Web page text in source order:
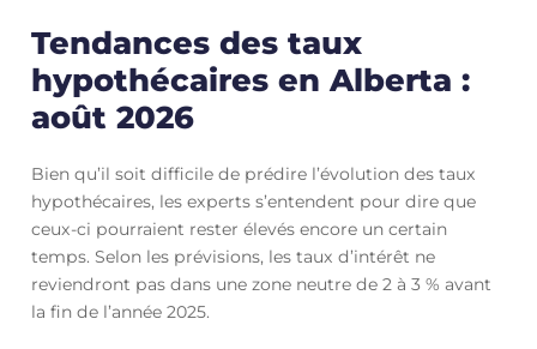
Tendances des taux
hypothécaires en Alberta :
août 2026
Bien qu’il soit difficile de prédire l’évolution des taux
hypothécaires, les experts s’entendent pour dire que
ceux-ci pourraient rester élevés encore un certain
temps. Selon les prévisions, les taux d’intérêt ne
reviendront pas dans une zone neutre de 2 à 3 % avant
la fin de l’année 2025.